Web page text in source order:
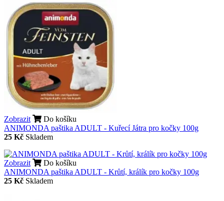
Zobrazit
Do košíku
ANIMONDA paštika ADULT - Kuřecí Játra pro kočky 100g
25 Kč Skladem
Zobrazit
Do košíku
ANIMONDA paštika ADULT - Krůtí, králík pro kočky 100g
25 Kč Skladem